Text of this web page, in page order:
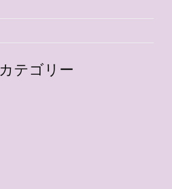
カテゴリー